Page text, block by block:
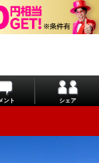
ント シェア